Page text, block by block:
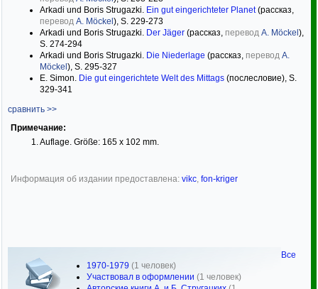
Arkadi und Boris Strugazki. Ein gut eingerichteter Planet(рассказ,
перевод A. Möckel ), S. 229-273
Arkadi und Boris Strugazki. Der Jäger (рассказ, перевод A. Möckel ),
S. 274-294
Arkadi und Boris Strugazki. Die Niederlage (рассказ, перевод A.
Möckel ), S. 295-327
E. Simon. Die gut eingerichtete Welt des Mittags (послесловие), S.
329-341
сравнить >>
Примечание:
1. Auflage. Größe: 165 х 102 mm.
Информация об издании предоставлена: vikc, fon-kriger
1970-1979 (1 человек)
Участвовал в оформлении (1 человек)
Все